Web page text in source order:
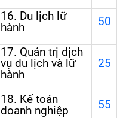
16. Du lịch lữ
hành
50
17. Quản trị dịch
vụ du lịch và lữ
hành
25
1 8. Kế toán
doanh nghiệp
55